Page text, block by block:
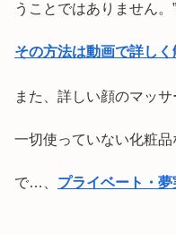
うことではありません。
その方法は動画で詳しく
また、詳しい顔のマッ
一切使っていない化粧
で…、 プライベート・